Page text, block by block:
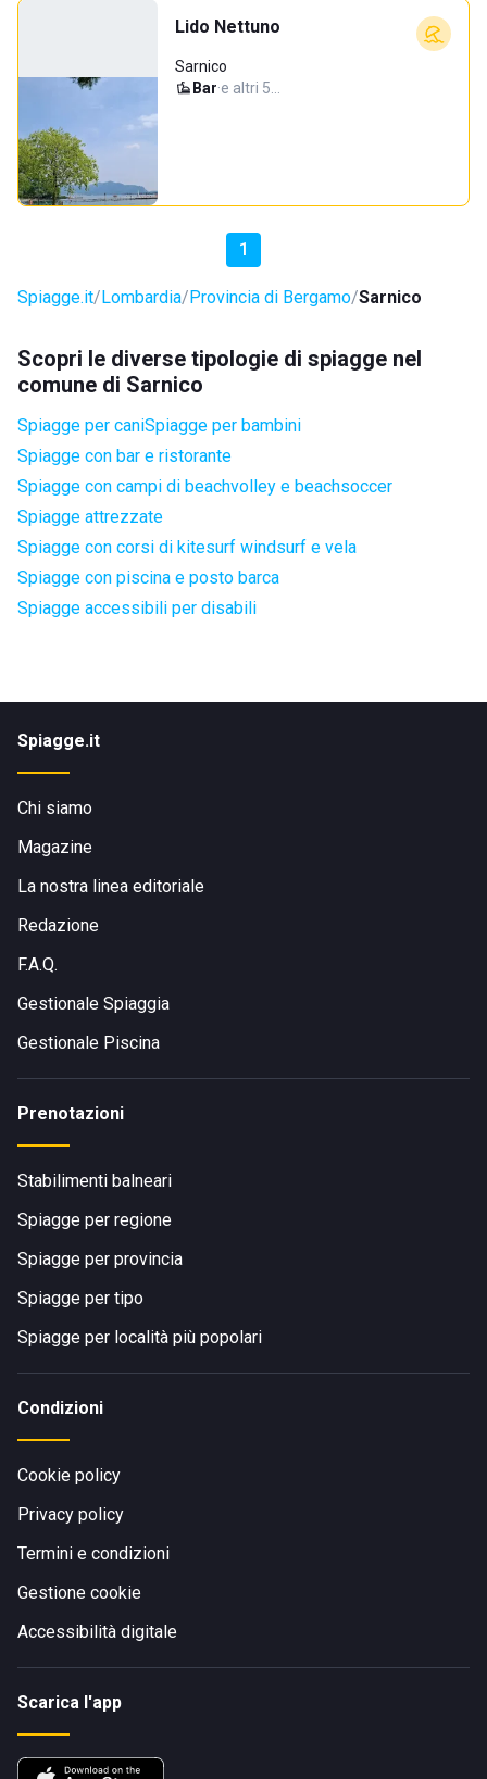
Lido Nettuno
Sarnico
Bar·e altri 5…
1
Spiagge.it Lombardia Provincia di Bergamo Sarnico
Scopri le diverse tipologie di spiagge nel
comune di Sarnico
Spiagge per caniSpiagge per bambini
Spiagge con bar e ristorante
Spiagge con campi di beachvolley e beachsoccer
Spiagge attrezzate
Spiagge con corsi di kitesurf windsurf e vela
Spiagge con piscina e posto barca
Spiagge accessibili per disabili
Spiagge.it
Chi siamo
Magazine
La nostra linea editoriale
Redazione
F.A.Q.
Gestionale Spiaggia
Gestionale Piscina
Prenotazioni
Stabilimenti balneari
Spiagge per regione
Spiagge per provincia
Spiagge per tipo
Spiagge per località più popolari
Condizioni
Cookie policy
Privacy policy
Termini e condizioni
Gestione cookie
Accessibilità digitale
Scarica l'app